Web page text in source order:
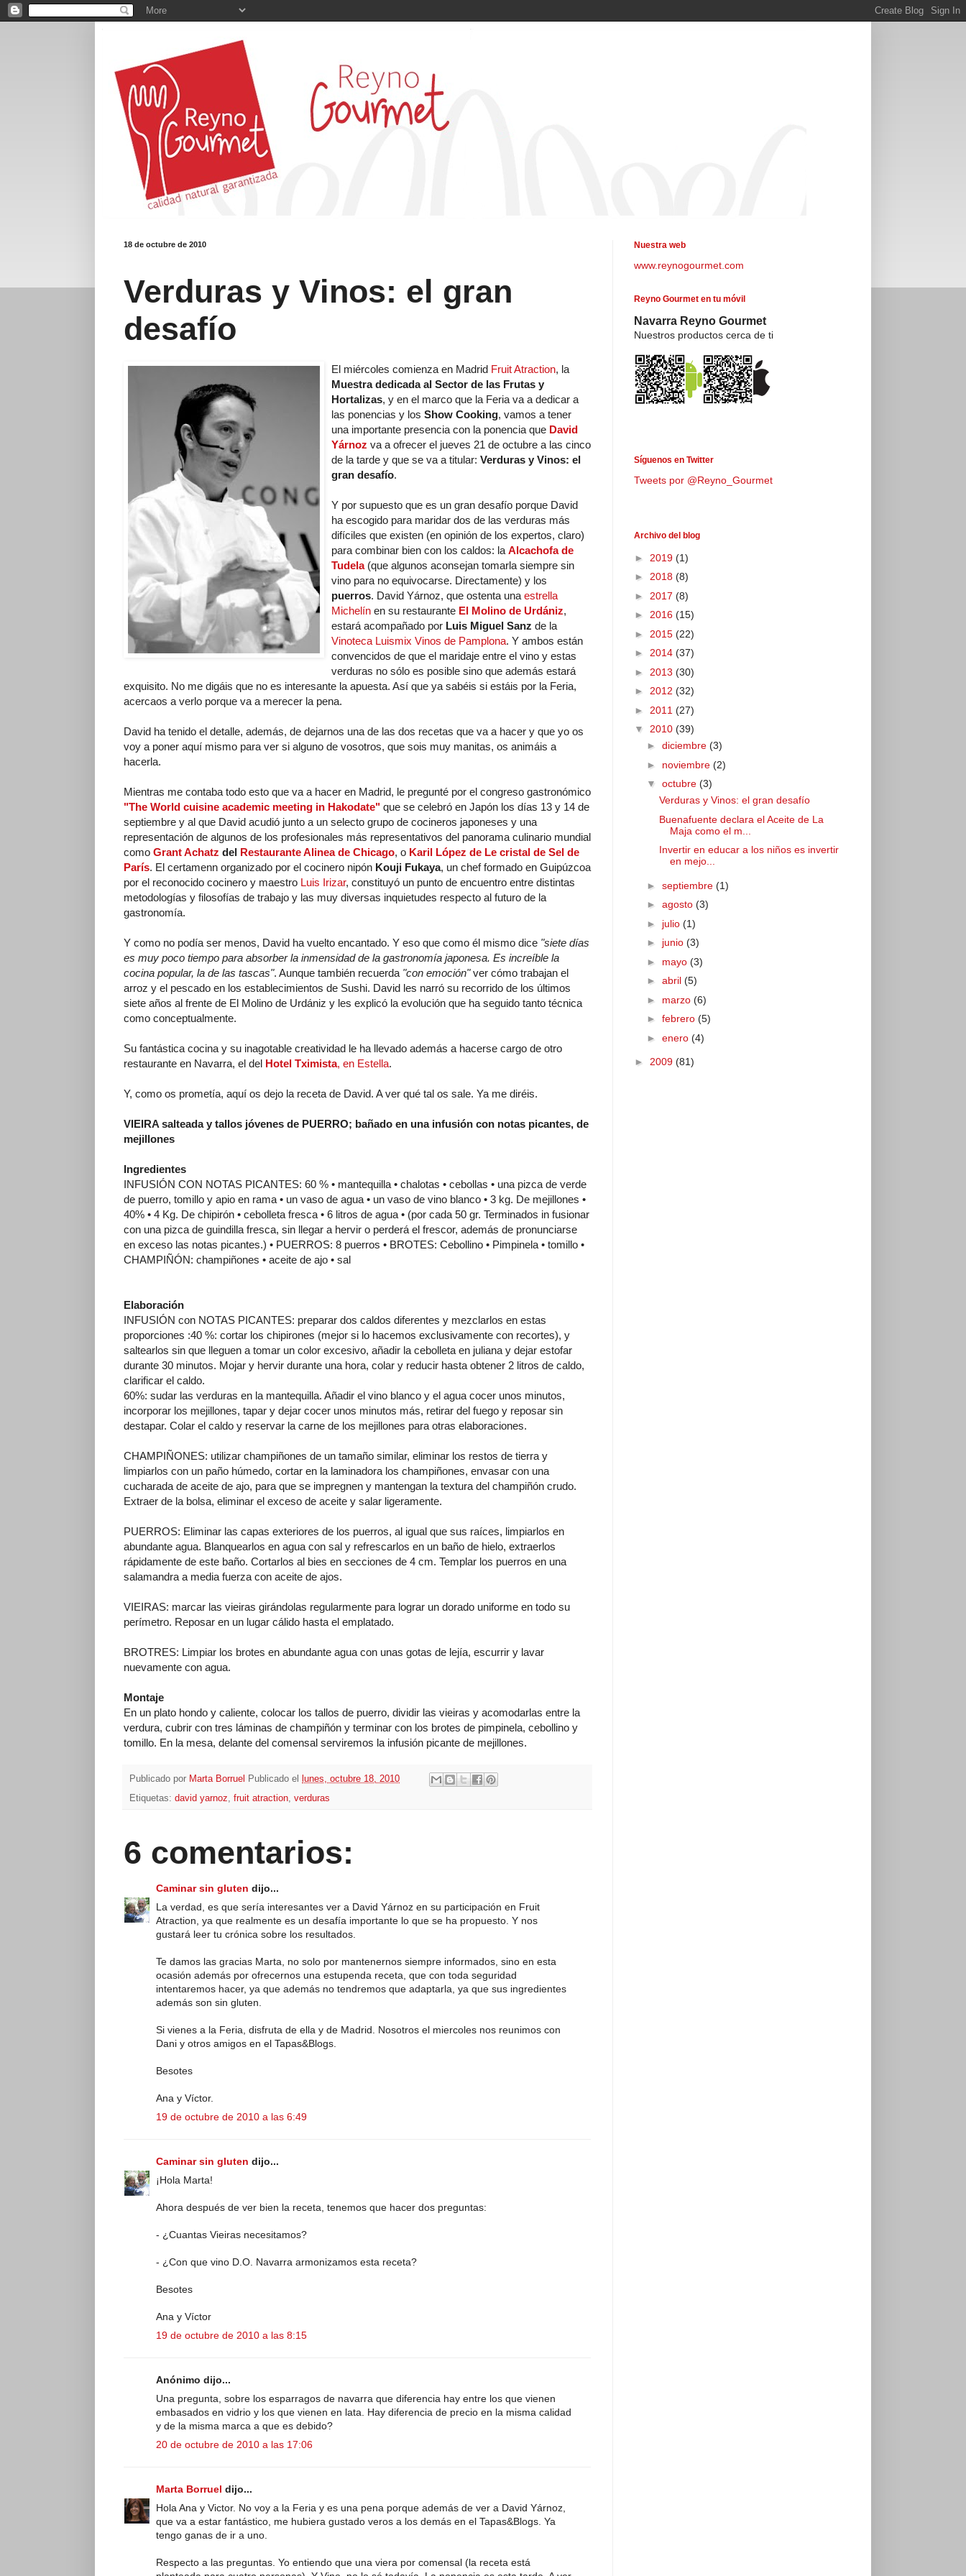
18 de octubre de 2010
Verduras y Vinos: el gran
desafío
El miércoles comienza en Madrid Fruit Atraction, la
Muestra dedicada al Sector de las Frutas y
Hortalizas, y en el marco que la Feria va a dedicar a
las ponencias y los Show Cooking, vamos a tener
una importante presencia con la ponencia que David
Yárnoz va a ofrecer el jueves 21 de octubre a las cinco
de la tarde y que se va a titular: Verduras y Vinos: el
gran desafío.
Y por supuesto que es un gran desafío porque David
ha escogido para maridar dos de las verduras más
difíciles que existen (en opinión de los expertos, claro)
para combinar bien con los caldos: la Alcachofa de
Tudela(que algunos aconsejan tomarla siempre sin
vino para no equivocarse. Directamente) y los
puerros. David Yárnoz, que ostenta una estrella
Michelín en su restaurante El Molino de Urdániz,
estará acompañado por Luis Miguel Sanz de la
Vinoteca Luismix Vinos de Pamplona. Y ambos están
convencidos de que el maridaje entre el vino y estas
verduras no sólo es posible sino que además estará
exquisito. No me digáis que no es interesante la apuesta. Así que ya sabéis si estáis por la Feria,
acercaos a verlo porque va a merecer la pena.
David ha tenido el detalle, además, de dejarnos una de las dos recetas que va a hacer y que yo os
voy a poner aquí mismo para ver si alguno de vosotros, que sois muy manitas, os animáis a
hacerla.
Mientras me contaba todo esto que va a hacer en Madrid, le pregunté por el congreso gastronómico
"The World cuisine academic meeting in Hakodate" que se celebró en Japón los días 13 y 14 de
septiembre y al que David acudió junto a un selecto grupo de cocineros japoneses y una
representación de algunos de los profesionales más representativos del panorama culinario mundial
como Grant Achatz del Restaurante Alinea de Chicago, o Karil López de Le cristal de Sel de
París. El certamenn organizado por el cocinero nipón Kouji Fukaya, un chef formado en Guipúzcoa
por el reconocido cocinero y maestro Luis Irizar, constituyó un punto de encuentro entre distintas
metodologías y filosofías de trabajo y las muy diversas inquietudes respecto al futuro de la
gastronomía.
Y como no podía ser menos, David ha vuelto encantado. Y eso que como él mismo dice "siete días
es muy poco tiempo para absorber la inmensidad de la gastronomía japonesa. Es increíble la
cocina popular, la de las tascas". Aunque también recuerda "con emoción"ver cómo trabajan el
arroz y el pescado en los establecimientos de Sushi. David les narró su recorrido de los últimos
siete años al frente de El Molino de Urdániz y les explicó la evolución que ha seguido tanto técnica
como conceptualmente.
Su fantástica cocina y su inagotable creatividad le ha llevado además a hacerse cargo de otro
restaurante en Navarra, el del Hotel Tximista, en Estella.
Y, como os prometía, aquí os dejo la receta de David. A ver qué tal os sale. Ya me diréis.
VIEIRA salteada y tallos jóvenes de PUERRO; bañado en una infusión con notas picantes, de
mejillones
Ingredientes
INFUSIÓN CON NOTAS PICANTES: 60 % • mantequilla • chalotas • cebollas • una pizca de verde
de puerro, tomillo y apio en rama • un vaso de agua • un vaso de vino blanco • 3 kg. De mejillones •
40% • 4 Kg. De chipirón • cebolleta fresca • 6 litros de agua • (por cada 50 gr. Terminados in fusionar
con una pizca de guindilla fresca, sin llegar a hervir o perderá el frescor, además de pronunciarse
en exceso las notas picantes.) • PUERROS: 8 puerros • BROTES: Cebollino • Pimpinela • tomillo •
CHAMPIÑÓN: champiñones • aceite de ajo • sal
Elaboración
INFUSIÓN con NOTAS PICANTES: preparar dos caldos diferentes y mezclarlos en estas
proporciones :40 %: cortar los chipirones (mejor si lo hacemos exclusivamente con recortes), y
saltearlos sin que lleguen a tomar un color excesivo, añadir la cebolleta en juliana y dejar estofar
durante 30 minutos. Mojar y hervir durante una hora, colar y reducir hasta obtener 2 litros de caldo,
clarificar el caldo.
60%: sudar las verduras en la mantequilla. Añadir el vino blanco y el agua cocer unos minutos,
incorporar los mejillones, tapar y dejar cocer unos minutos más, retirar del fuego y reposar sin
destapar. Colar el caldo y reservar la carne de los mejillones para otras elaboraciones.
CHAMPIÑONES: utilizar champiñones de un tamaño similar, eliminar los restos de tierra y
limpiarlos con un paño húmedo, cortar en la laminadora los champiñones, envasar con una
cucharada de aceite de ajo, para que se impregnen y mantengan la textura del champiñón crudo.
Extraer de la bolsa, eliminar el exceso de aceite y salar ligeramente.
PUERROS: Eliminar las capas exteriores de los puerros, al igual que sus raíces, limpiarlos en
abundante agua. Blanquearlos en agua con sal y refrescarlos en un baño de hielo, extraerlos
rápidamente de este baño. Cortarlos al bies en secciones de 4 cm. Templar los puerros en una
salamandra a media fuerza con aceite de ajos.
VIEIRAS: marcar las vieiras girándolas regularmente para lograr un dorado uniforme en todo su
perímetro. Reposar en un lugar cálido hasta el emplatado.
BROTRES: Limpiar los brotes en abundante agua con unas gotas de lejía, escurrir y lavar
nuevamente con agua.
Montaje
En un plato hondo y caliente, colocar los tallos de puerro, dividir las vieiras y acomodarlas entre la
verdura, cubrir con tres láminas de champiñón y terminar con los brotes de pimpinela, cebollino y
tomillo. En la mesa, delante del comensal serviremos la infusión picante de mejillones.
Publicado por Marta Borruel Publicado el
lunes, octubre 18, 2010
Etiquetas: david yarnoz, fruit atraction, verduras
6 comentarios:
Caminar sin gluten dijo...
La verdad, es que sería interesantes ver a David Yárnoz en su participación en Fruit
Atraction, ya que realmente es un desafía importante lo que se ha propuesto. Y nos
gustará leer tu crónica sobre los resultados.
Te damos las gracias Marta, no solo por mantenernos siempre informados, sino en esta
ocasión además por ofrecernos una estupenda receta, que con toda seguridad
intentaremos hacer, ya que además no tendremos que adaptarla, ya que sus ingredientes
además son sin gluten.
Si vienes a la Feria, disfruta de ella y de Madrid. Nosotros el miercoles nos reunimos con
Dani y otros amigos en el Tapas&Blogs.
Besotes
Ana y Víctor.
19 de octubre de 2010 a las 6:49
Caminar sin gluten dijo...
¡Hola Marta!
Ahora después de ver bien la receta, tenemos que hacer dos preguntas:
- ¿Cuantas Vieiras necesitamos?
- ¿Con que vino D.O. Navarra armonizamos esta receta?
Besotes
Ana y Víctor
19 de octubre de 2010 a las 8:15
Anónimo dijo...
Una pregunta, sobre los esparragos de navarra que diferencia hay entre los que vienen
embasados en vidrio y los que vienen en lata. Hay diferencia de precio en la misma calidad
y de la misma marca a que es debido?
20 de octubre de 2010 a las 17:06
Marta Borruel dijo...
Hola Ana y Victor. No voy a la Feria y es una pena porque además de ver a David Yárnoz,
que va a estar fantástico, me hubiera gustado veros a los demás en el Tapas&Blogs. Ya
tengo ganas de ir a uno.
Respecto a las preguntas. Yo entiendo que una viera por comensal (la receta está
Nuestra web
www.reynogourmet.com
Reyno Gourmet en tu móvil
Navarra Reyno Gourmet
Nuestros productos cerca de ti
Síguenos en Twitter
Tweets por @Reyno_Gourmet
Archivo del blog
► 2019 (1)
► 2018 (8)
► 2017 (8)
► 2016 (15)
► 2015 (22)
► 2014 (37)
► 2013 (30)
► 2012 (32)
► 2011 (27)
▼ 2010 (39)
► diciembre (3)
► noviembre (2)
▼ octubre (3)
Verduras y Vinos: el gran desafío
Buenafuente declara el Aceite de La
Maja como el m...
Invertir en educar a los niños es invertir
en mejo...
► septiembre (1)
► agosto (3)
► julio (1)
► junio (3)
► mayo (3)
► abril (5)
► marzo (6)
► febrero (5)
► enero (4)
► 2009 (81)